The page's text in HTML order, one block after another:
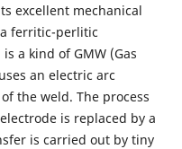
excellent mechanical
ferritic-perlitic
a kind of GMW (Gas
an electric arc
the weld. The process
is replaced by a
is carried out by tiny